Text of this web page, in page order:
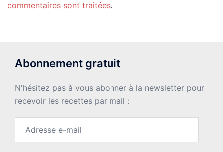
commentaires sont traitées.
Abonnement gratuit
N'hésitez pas à vous abonner à la newsletter pour
recevoir les recettes par mail :